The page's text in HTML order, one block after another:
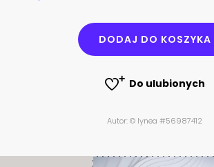
DODAJ DO KOSZYKA
Do ulubionych
Autor: © lynea #56987412